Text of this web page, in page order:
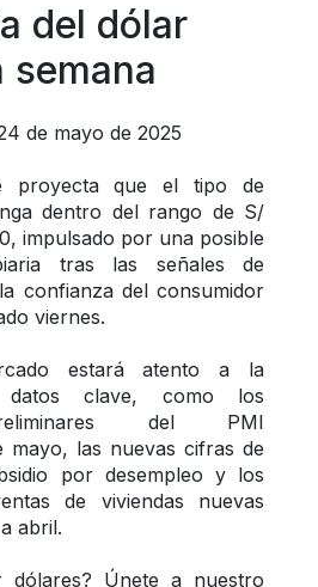
del dólar
semana
de mayo de 2025
proyecta que el tipo de
dentro del rango de S/
impulsado por una posible
tras las señales de
confianza del consumidor
viernes.
estará atento a la
datos clave, como los
del PMI
mayo, las nuevas cifras de
por desempleo y los
de viviendas nuevas
abril.